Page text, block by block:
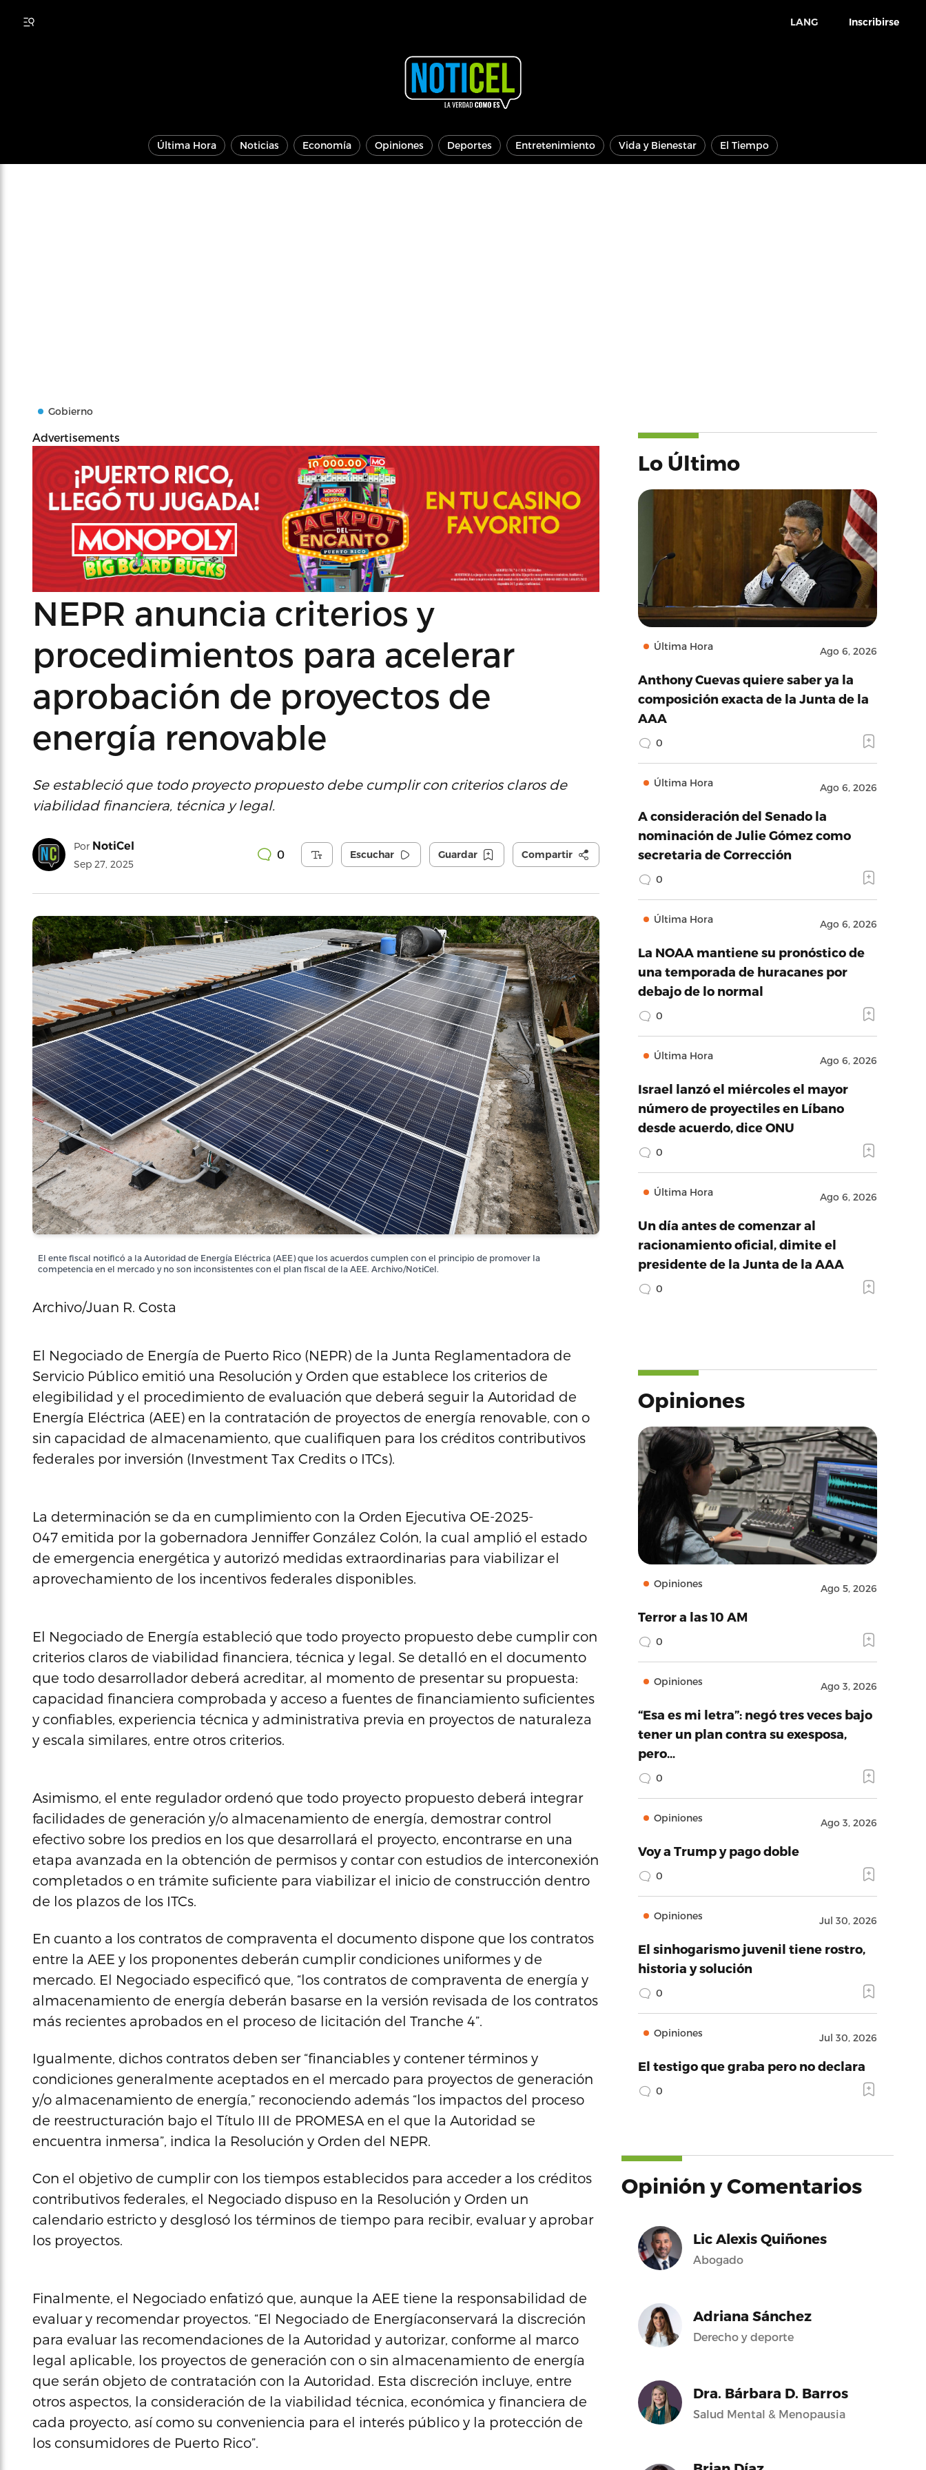
LANG Inscribirse
Última Hora Noticias Economía Opiniones Deportes Entretenimiento Vida y Bienestar El Tiempo
Gobierno
Advertisements
NEPR anuncia criterios y
procedimientos para acelerar
aprobación de proyectos de
energía renovable
Se estableció que todo proyecto propuesto debe cumplir con criterios claros de
viabilidad financiera, técnica y legal.
Por NotiCel
Sep 27, 2025
0 Escuchar Guardar Compartir
El ente fiscal notificó a la Autoridad de Energía Eléctrica (AEE) que los acuerdos cumplen con el principio de promover la
competencia en el mercado y no son inconsistentes con el plan fiscal de la AEE. Archivo/NotiCel.
Archivo/Juan R. Costa
El Negociado de Energía de Puerto Rico (NEPR) de la Junta Reglamentadora de
Servicio Público emitió una Resolución y Orden que establece los criterios de
elegibilidad y el procedimiento de evaluación que deberá seguir la Autoridad de
Energía Eléctrica (AEE) en la contratación de proyectos de energía renovable, con o
sin capacidad de almacenamiento, que cualifiquen para los créditos contributivos
federales por inversión (Investment Tax Credits o ITCs).
La determinación se da en cumplimiento con la Orden Ejecutiva OE-2025-
047 emitida por la gobernadora Jenniffer González Colón, la cual amplió el estado
de emergencia energética y autorizó medidas extraordinarias para viabilizar el
aprovechamiento de los incentivos federales disponibles.
El Negociado de Energía estableció que todo proyecto propuesto debe cumplir con
criterios claros de viabilidad financiera, técnica y legal. Se detalló en el documento
que todo desarrollador deberá acreditar, al momento de presentar su propuesta:
capacidad financiera comprobada y acceso a fuentes de financiamiento suficientes
y confiables, experiencia técnica y administrativa previa en proyectos de naturaleza
y escala similares, entre otros criterios.
Asimismo, el ente regulador ordenó que todo proyecto propuesto deberá integrar
facilidades de generación y/o almacenamiento de energía, demostrar control
efectivo sobre los predios en los que desarrollará el proyecto, encontrarse en una
etapa avanzada en la obtención de permisos y contar con estudios de interconexión
completados o en trámite suficiente para viabilizar el inicio de construcción dentro
de los plazos de los ITCs.
En cuanto a los contratos de compraventa el documento dispone que los contratos
entre la AEE y los proponentes deberán cumplir condiciones uniformes y de
mercado. El Negociado especificó que, “los contratos de compraventa de energía y
almacenamiento de energía deberán basarse en la versión revisada de los contratos
más recientes aprobados en el proceso de licitación del Tranche 4”.
Igualmente, dichos contratos deben ser “financiables y contener términos y
condiciones generalmente aceptados en el mercado para proyectos de generación
y/o almacenamiento de energía,” reconociendo además “los impactos del proceso
de reestructuración bajo el Título III de PROMESA en el que la Autoridad se
encuentra inmersa”, indica la Resolución y Orden del NEPR.
Con el objetivo de cumplir con los tiempos establecidos para acceder a los créditos
contributivos federales, el Negociado dispuso en la Resolución y Orden un
calendario estricto y desglosó los términos de tiempo para recibir, evaluar y aprobar
los proyectos.
Finalmente, el Negociado enfatizó que, aunque la AEE tiene la responsabilidad de
evaluar y recomendar proyectos. “El Negociado de Energíaconservará la discreción
para evaluar las recomendaciones de la Autoridad y autorizar, conforme al marco
legal aplicable, los proyectos de generación con o sin almacenamiento de energía
que serán objeto de contratación con la Autoridad. Esta discreción incluye, entre
otros aspectos, la consideración de la viabilidad técnica, económica y financiera de
cada proyecto, así como su conveniencia para el interés público y la protección de
los consumidores de Puerto Rico”.
Lo Último
Última Hora Ago 6, 2026
Anthony Cuevas quiere saber ya la
composición exacta de la Junta de la
AAA
0
Última Hora Ago 6, 2026
A consideración del Senado la
nominación de Julie Gómez como
secretaria de Corrección
0
Última Hora Ago 6, 2026
La NOAA mantiene su pronóstico de
una temporada de huracanes por
debajo de lo normal
0
Última Hora Ago 6, 2026
Israel lanzó el miércoles el mayor
número de proyectiles en Líbano
desde acuerdo, dice ONU
0
Última Hora Ago 6, 2026
Un día antes de comenzar al
racionamiento oficial, dimite el
presidente de la Junta de la AAA
0
Opiniones
Opiniones Ago 5, 2026
Terror a las 10 AM
0
Opiniones Ago 3, 2026
“Esa es mi letra”: negó tres veces bajo
tener un plan contra su exesposa,
pero…
0
Opiniones Ago 3, 2026
Voy a Trump y pago doble
0
Opiniones Jul 30, 2026
El sinhogarismo juvenil tiene rostro,
historia y solución
0
Opiniones Jul 30, 2026
El testigo que graba pero no declara
0
Opinión y Comentarios
Lic Alexis Quiñones
Abogado
Adriana Sánchez
Derecho y deporte
Dra. Bárbara D. Barros
Salud Mental & Menopausia